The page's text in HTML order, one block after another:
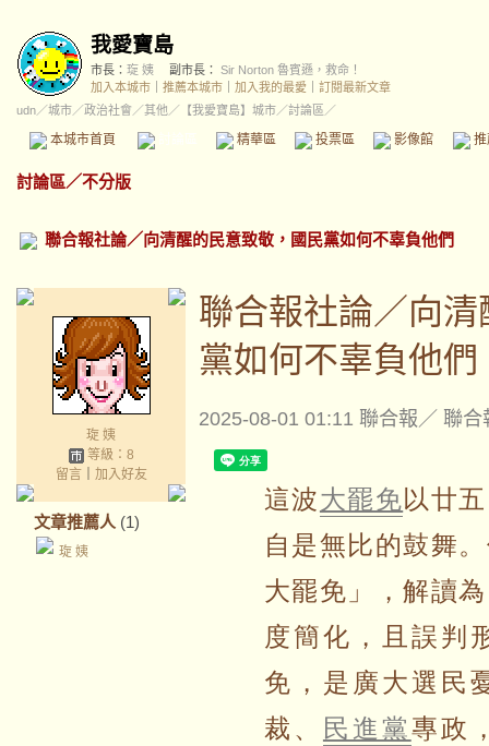
我愛寶島
市長： 琁 姨 副市長： Sir Norton 魯賓遜，救命！
加入本城市
推薦本城市 加入我的最愛
訂閱最新文章
udn／城市／政治社會 ／其他 ／ 【我愛寶島】城市／討論區／
本城市首頁 精華區 投票區 影像館
討論區／不分版
聯合報社論／向清醒的民意致敬，國民黨如何不辜負他們
琁 姨
等級：8
留言｜ 加入好友
文章推薦人 (1)
琁 姨
聯合報社論／向
黨如何不辜負他們
2025-08-01 01:11 聯合報／ 聯合
這波大罷免以廿
自是無比的鼓舞
大罷免」，解讀
度簡化，且誤判
免，是廣大選民
裁、 民進黨專政